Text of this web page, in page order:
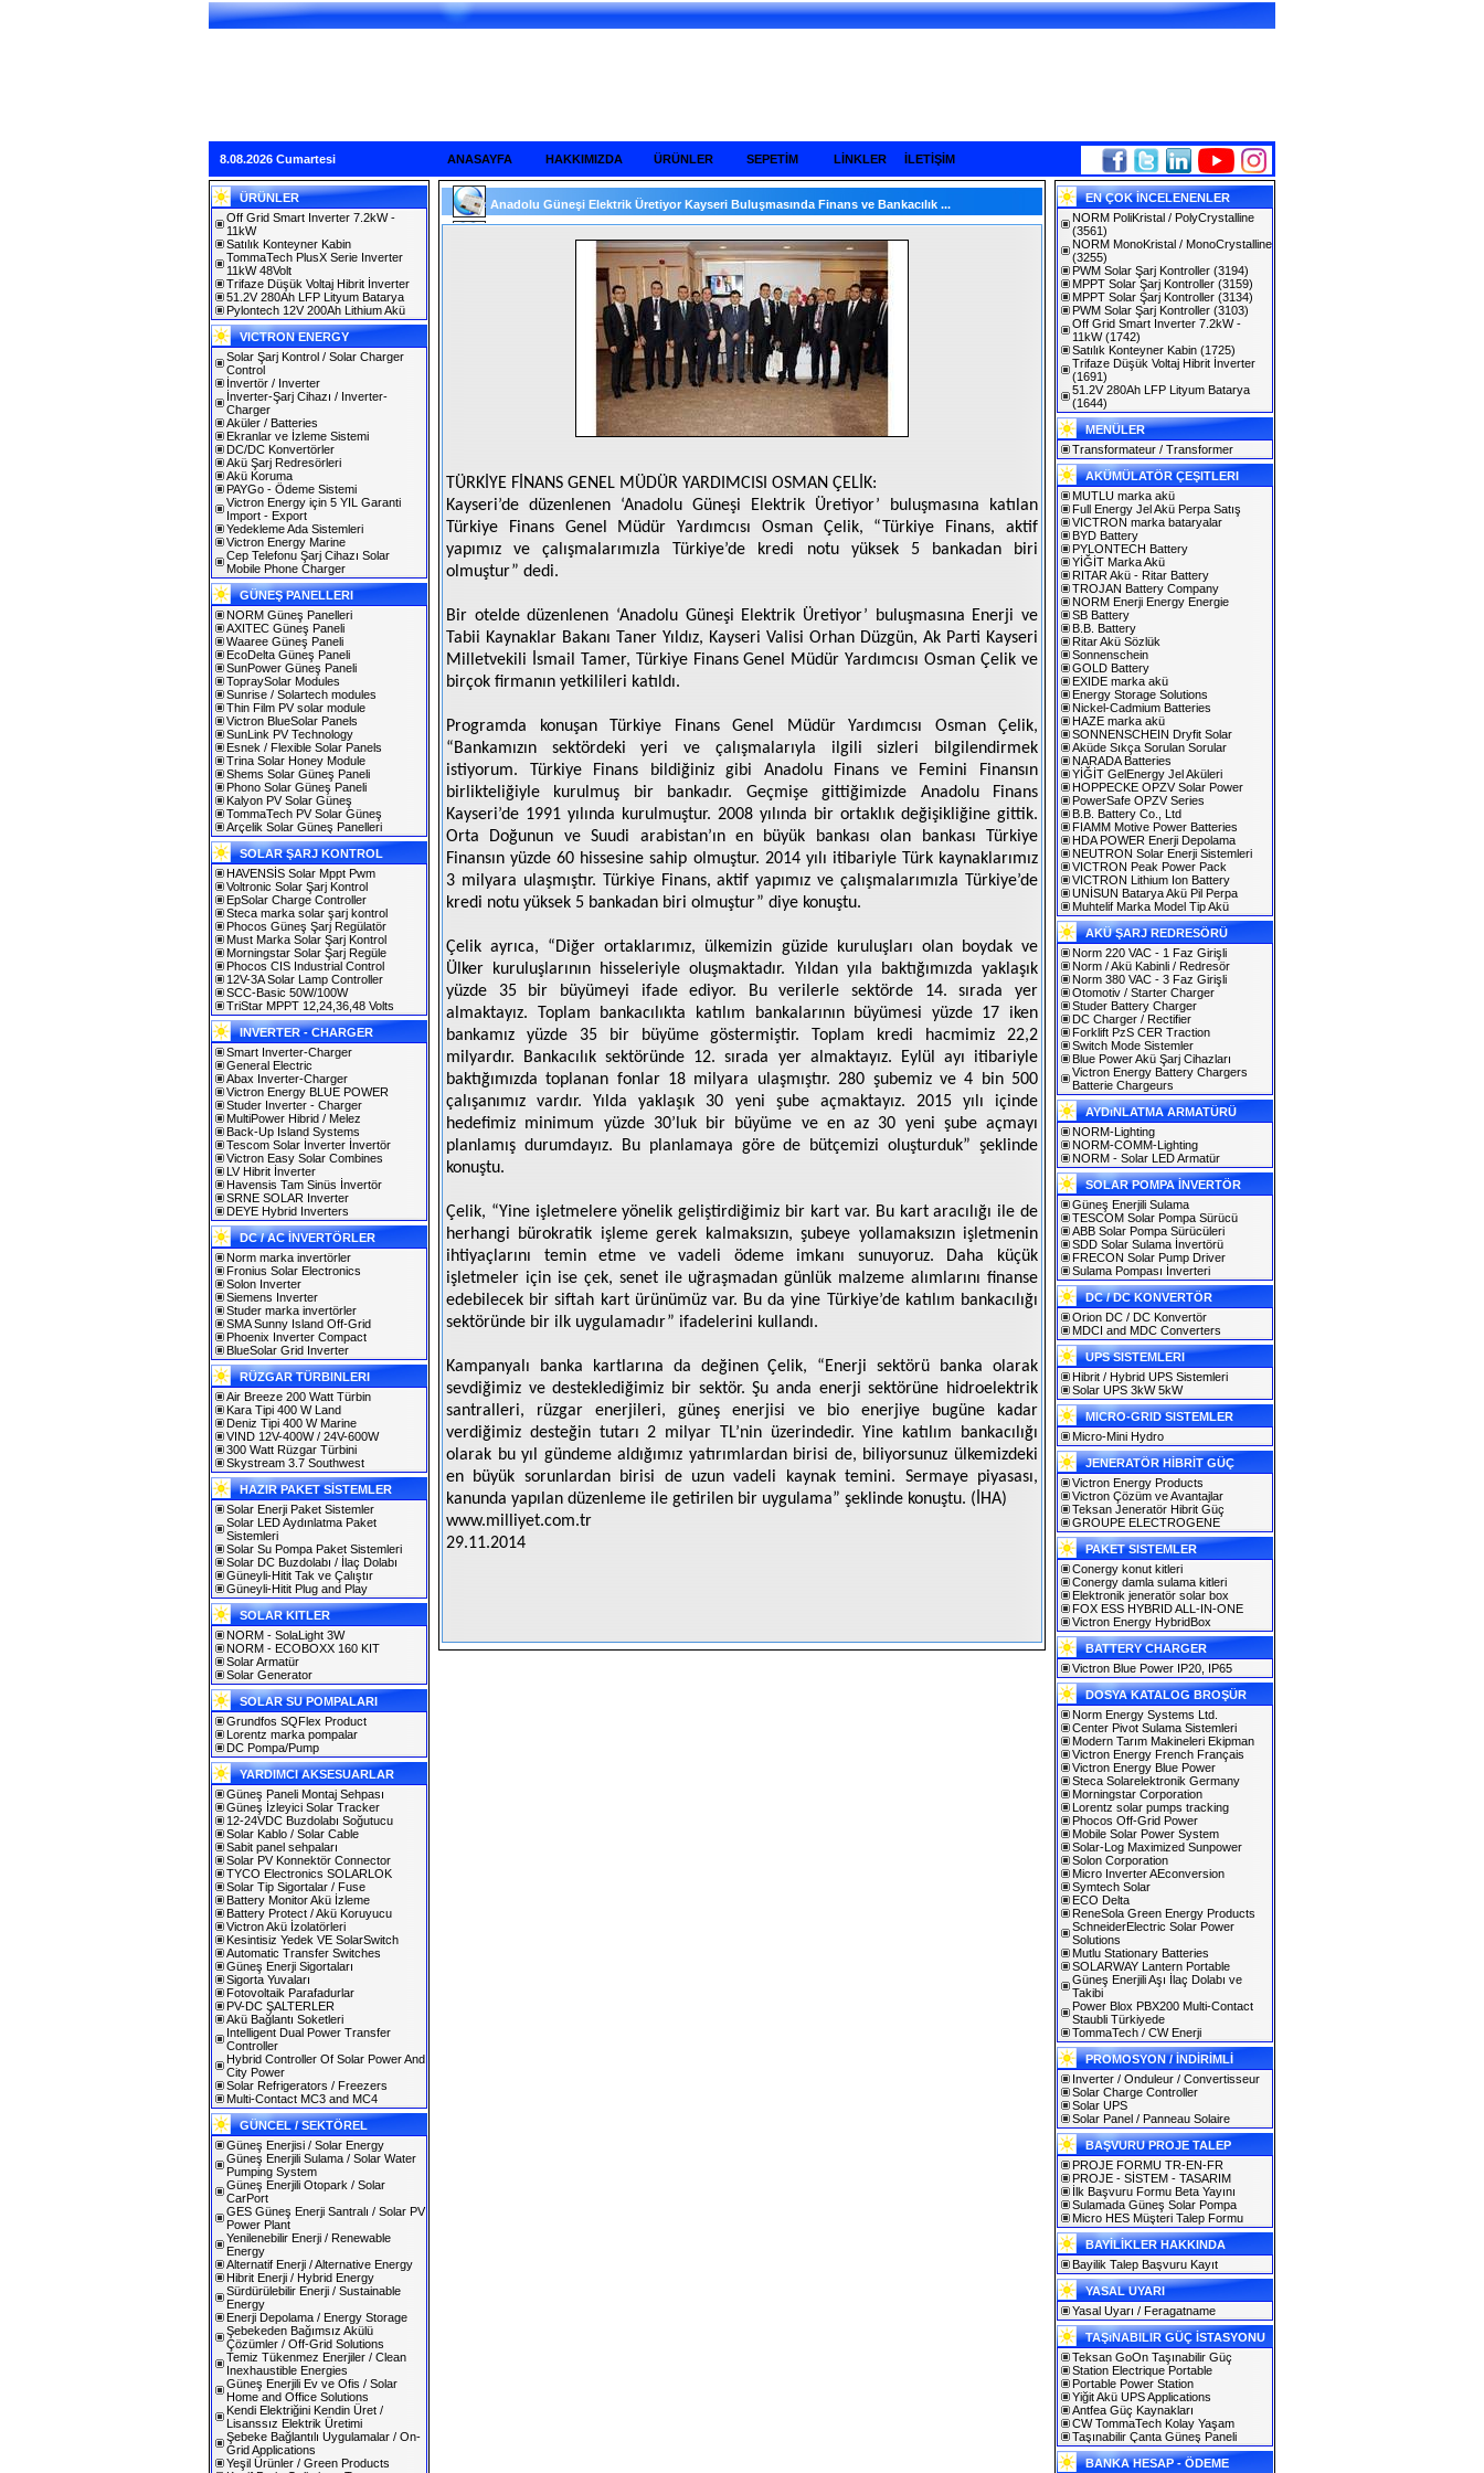
8.08.2026 Cumartesi ANASAYFA HAKKIMIZDA ÜRÜNLER SEPETİM LİNKLER İLETİŞİM
ÜRÜNLER
Off Grid Smart Inverter 7.2kW -
11kW
Satılık Konteyner Kabin
TommaTech PlusX Serie Inverter
11kW 48Volt
Trifaze Düşük Voltaj Hibrit İnverter
51.2V 280Ah LFP Lityum Batarya
Pylontech 12V 200Ah Lithium Akü
VICTRON ENERGY
Solar Şarj Kontrol / Solar Charger
Control
İnvertör / Inverter
İnverter-Şarj Cihazı / Inverter-
Charger
Aküler / Batteries
Ekranlar ve İzleme Sistemi
DC/DC Konvertörler
Akü Şarj Redresörleri
Akü Koruma
PAYGo - Ödeme Sistemi
Victron Energy için 5 YIL Garanti
Import - Export
Yedekleme Ada Sistemleri
Victron Energy Marine
Cep Telefonu Şarj Cihazı Solar
Mobile Phone Charger
GÜNEŞ PANELLERI
NORM Güneş Panelleri
AXITEC Güneş Paneli
Waaree Güneş Paneli
EcoDelta Güneş Paneli
SunPower Güneş Paneli
TopraySolar Modules
Sunrise / Solartech modules
Thin Film PV solar module
Victron BlueSolar Panels
SunLink PV Technology
Esnek / Flexible Solar Panels
Trina Solar Honey Module
Shems Solar Güneş Paneli
Phono Solar Güneş Paneli
Kalyon PV Solar Güneş
TommaTech PV Solar Güneş
Arçelik Solar Güneş Panelleri
SOLAR ŞARJ KONTROL
HAVENSİS Solar Mppt Pwm
Voltronic Solar Şarj Kontrol
EpSolar Charge Controller
Steca marka solar şarj kontrol
Phocos Güneş Şarj Regülatör
Must Marka Solar Şarj Kontrol
Morningstar Solar Şarj Regüle
Phocos CIS Industrial Control
12V-3A Solar Lamp Controller
SCC-Basic 50W/100W
TriStar MPPT 12,24,36,48 Volts
INVERTER - CHARGER
Smart Inverter-Charger
General Electric
Abax Inverter-Charger
Victron Energy BLUE POWER
Studer Inverter - Charger
MultiPower Hibrid / Melez
Back-Up Island Systems
Tescom Solar İnverter İnvertör
Victron Easy Solar Combines
LV Hibrit İnverter
Havensis Tam Sinüs İnvertör
SRNE SOLAR Inverter
DEYE Hybrid Inverters
DC / AC İNVERTÖRLER
Norm marka invertörler
Fronius Solar Electronics
Solon Inverter
Siemens Inverter
Studer marka invertörler
SMA Sunny Island Off-Grid
Phoenix Inverter Compact
BlueSolar Grid Inverter
RÜZGAR TÜRBINLERI
Air Breeze 200 Watt Türbin
Kara Tipi 400 W Land
Deniz Tipi 400 W Marine
VIND 12V-400W / 24V-600W
300 Watt Rüzgar Türbini
Skystream 3.7 Southwest
HAZIR PAKET SİSTEMLER
Solar Enerji Paket Sistemler
Solar LED Aydınlatma Paket
Sistemleri
Solar Su Pompa Paket Sistemleri
Solar DC Buzdolabı / İlaç Dolabı
Güneyli-Hitit Tak ve Çalıştır
Güneyli-Hitit Plug and Play
SOLAR KITLER
NORM - SolaLight 3W
NORM - ECOBOXX 160 KIT
Solar Armatür
Solar Generator
SOLAR SU POMPALARI
Grundfos SQFlex Product
Lorentz marka pompalar
DC Pompa/Pump
YARDIMCI AKSESUARLAR
Güneş Paneli Montaj Sehpası
Güneş İzleyici Solar Tracker
12-24VDC Buzdolabı Soğutucu
Solar Kablo / Solar Cable
Sabit panel sehpaları
Solar PV Konnektör Connector
TYCO Electronics SOLARLOK
Solar Tip Sigortalar / Fuse
Battery Monitor Akü İzleme
Battery Protect / Akü Koruyucu
Victron Akü İzolatörleri
Kesintisiz Yedek VE SolarSwitch
Automatic Transfer Switches
Güneş Enerji Sigortaları
Sigorta Yuvaları
Fotovoltaik Parafadurlar
PV-DC ŞALTERLER
Akü Bağlantı Soketleri
Intelligent Dual Power Transfer
Controller
Hybrid Controller Of Solar Power And
City Power
Solar Refrigerators / Freezers
Multi-Contact MC3 and MC4
GÜNCEL / SEKTÖREL
Güneş Enerjisi / Solar Energy
Güneş Enerjili Sulama / Solar Water
Pumping System
Güneş Enerjili Otopark / Solar
CarPort
GES Güneş Enerji Santralı / Solar PV
Power Plant
Yenilenebilir Enerji / Renewable
Energy
Alternatif Enerji / Alternative Energy
Hibrit Enerji / Hybrid Energy
Sürdürülebilir Enerji / Sustainable
Energy
Enerji Depolama / Energy Storage
Şebekeden Bağımsız Akülü
Çözümler / Off-Grid Solutions
Temiz Tükenmez Enerjiler / Clean
Inexhaustible Energies
Güneş Enerjili Ev ve Ofis / Solar
Home and Office Solutions
Kendi Elektriğini Kendin Üret /
Lisanssız Elektrik Üretimi
Şebeke Bağlantılı Uygulamalar / On-
Grid Applications
Yeşil Ürünler / Green Products
Anadolu Güneşi Elektrik Üretiyor Kayseri Buluşmasında Finans ve Bankacılık ...
TÜRKİYE FİNANS GENEL MÜDÜR YARDIMCISI OSMAN ÇELİK:
Kayseri’de düzenlenen ‘Anadolu Güneşi Elektrik Üretiyor’ buluşmasına katılan
Türkiye Finans Genel Müdür Yardımcısı Osman Çelik, “Türkiye Finans, aktif
yapımız ve çalışmalarımızla Türkiye’de kredi notu yüksek 5 bankadan biri
olmuştur” dedi.
Bir otelde düzenlenen ‘Anadolu Güneşi Elektrik Üretiyor’ buluşmasına Enerji ve
Tabii Kaynaklar Bakanı Taner Yıldız, Kayseri Valisi Orhan Düzgün, Ak Parti Kayseri
Milletvekili İsmail Tamer, Türkiye Finans Genel Müdür Yardımcısı Osman Çelik ve
birçok firmanın yetkilileri katıldı.
Programda konuşan Türkiye Finans Genel Müdür Yardımcısı Osman Çelik,
“Bankamızın sektördeki yeri ve çalışmalarıyla ilgili sizleri bilgilendirmek
istiyorum. Türkiye Finans bildiğiniz gibi Anadolu Finans ve Femini Finansın
birlikteliğiyle kurulmuş bir bankadır. Geçmişe gittiğimizde Anadolu Finans
Kayseri’de 1991 yılında kurulmuştur. 2008 yılında bir ortaklık değişikliğine gittik.
Orta Doğunun ve Suudi arabistan’ın en büyük bankası olan bankası Türkiye
Finansın yüzde 60 hissesine sahip olmuştur. 2014 yılı itibariyle Türk kaynaklarımız
3 milyara ulaşmıştır. Türkiye Finans, aktif yapımız ve çalışmalarımızla Türkiye’de
kredi notu yüksek 5 bankadan biri olmuştur” diye konuştu.
Çelik ayrıca, “Diğer ortaklarımız, ülkemizin güzide kuruluşları olan boydak ve
Ülker kuruluşlarının hisseleriyle oluşmaktadır. Yıldan yıla baktığımızda yaklaşık
yüzde 35 bir büyümeyi ifade ediyor. Bu verilerle sektörde 14. sırada yer
almaktayız. Toplam bankacılıkta katılım bankalarının büyümesi yüzde 17 iken
bankamız yüzde 35 bir büyüme göstermiştir. Toplam kredi hacmimiz 22,2
milyardır. Bankacılık sektöründe 12. sırada yer almaktayız. Eylül ayı itibariyle
baktığımızda toplanan fonlar 18 milyara ulaşmıştır. 280 şubemiz ve 4 bin 500
çalışanımız vardır. Yılda yaklaşık 30 yeni şube açmaktayız. 2015 yılı içinde
hedefimiz minimum yüzde 30’luk bir büyüme ve en az 30 yeni şube açmayı
planlamış durumdayız. Bu planlamaya göre de bütçemizi oluşturduk” şeklinde
konuştu.
Çelik, “Yine işletmelere yönelik geliştirdiğimiz bir kart var. Bu kart aracılığı ile de
herhangi bürokratik işleme gerek kalmaksızın, şubeye yollamaksızın işletmenin
ihtiyaçlarını temin etme ve vadeli ödeme imkanı sunuyoruz. Daha küçük
işletmeler için ise çek, senet ile uğraşmadan günlük malzeme alımlarını finanse
edebilecek bir siftah kart ürünümüz var. Bu da yine Türkiye’de katılım bankacılığı
sektöründe bir ilk uygulamadır” ifadelerini kullandı.
Kampanyalı banka kartlarına da değinen Çelik, “Enerji sektörü banka olarak
sevdiğimiz ve desteklediğimiz bir sektör. Şu anda enerji sektörüne hidroelektrik
santralleri, rüzgar enerjileri, güneş enerjisi ve bio enerjiye bugüne kadar
verdiğimiz desteğin tutarı 2 milyar TL’nin üzerindedir. Yine katılım bankacılığı
olarak bu yıl gündeme aldığımız yatırımlardan birisi de, biliyorsunuz ülkemizdeki
en büyük sorunlardan birisi de uzun vadeli kaynak temini. Sermaye piyasası,
kanunda yapılan düzenleme ile getirilen bir uygulama” şeklinde konuştu. (İHA)
www.milliyet.com.tr
29.11.2014
EN ÇOK İNCELENENLER
NORM PoliKristal / PolyCrystalline
(3561)
NORM MonoKristal / MonoCrystalline
(3255)
PWM Solar Şarj Kontroller (3194)
MPPT Solar Şarj Kontroller (3159)
MPPT Solar Şarj Kontroller (3134)
PWM Solar Şarj Kontroller (3103)
Off Grid Smart Inverter 7.2kW -
11kW(1742)
Satılık Konteyner Kabin (1725)
Trifaze Düşük Voltaj Hibrit İnverter
(1691)
51.2V 280Ah LFP Lityum Batarya
(1644)
MENÜLER
Transformateur / Transformer
AKÜMÜLATÖR ÇEŞITLERI
MUTLU marka akü
Full Energy Jel Akü Perpa Satış
VICTRON marka bataryalar
BYD Battery
PYLONTECH Battery
YİĞİT Marka Akü
RITAR Akü - Ritar Battery
TROJAN Battery Company
NORM Enerji Energy Energie
SB Battery
B.B. Battery
Ritar Akü Sözlük
Sonnenschein
GOLD Battery
EXIDE marka akü
Energy Storage Solutions
Nickel-Cadmium Batteries
HAZE marka akü
SONNENSCHEIN Dryfit Solar
Aküde Sıkça Sorulan Sorular
NARADA Batteries
YİĞİT GelEnergy Jel Aküleri
HOPPECKE OPZV Solar Power
PowerSafe OPZV Series
B.B. Battery Co., Ltd
FIAMM Motive Power Batteries
HDA POWER Enerji Depolama
NEUTRON Solar Enerji Sistemleri
VICTRON Peak Power Pack
VICTRON Lithium Ion Battery
UNİSUN Batarya Akü Pil Perpa
Muhtelif Marka Model Tip Akü
AKÜ ŞARJ REDRESÖRÜ
Norm 220 VAC - 1 Faz Girişli
Norm / Akü Kabinli / Redresör
Norm 380 VAC - 3 Faz Girişli
Otomotiv / Starter Charger
Studer Battery Charger
DC Charger / Rectifier
Forklift PzS CER Traction
Switch Mode Sistemler
Blue Power Akü Şarj Cihazları
Victron Energy Battery Chargers
Batterie Chargeurs
AYDıNLATMA ARMATÜRÜ
NORM-Lighting
NORM-COMM-Lighting
NORM - Solar LED Armatür
SOLAR POMPA İNVERTÖR
Güneş Enerjili Sulama
TESCOM Solar Pompa Sürücü
ABB Solar Pompa Sürücüleri
SDD Solar Sulama İnvertörü
FRECON Solar Pump Driver
Sulama Pompası İnverteri
DC / DC KONVERTÖR
Orion DC / DC Konvertör
MDCI and MDC Converters
UPS SISTEMLERI
Hibrit / Hybrid UPS Sistemleri
Solar UPS 3kW 5kW
MICRO-GRID SISTEMLER
Micro-Mini Hydro
JENERATÖR HİBRİT GÜÇ
Victron Energy Products
Victron Çözüm ve Avantajlar
Teksan Jeneratör Hibrit Güç
GROUPE ELECTROGENE
PAKET SISTEMLER
Conergy konut kitleri
Conergy damla sulama kitleri
Elektronik jeneratör solar box
FOX ESS HYBRID ALL-IN-ONE
Victron Energy HybridBox
BATTERY CHARGER
Victron Blue Power IP20, IP65
DOSYA KATALOG BROŞÜR
Norm Energy Systems Ltd.
Center Pivot Sulama Sistemleri
Modern Tarım Makineleri Ekipman
Victron Energy French Français
Victron Energy Blue Power
Steca Solarelektronik Germany
Morningstar Corporation
Lorentz solar pumps tracking
Phocos Off-Grid Power
Mobile Solar Power System
Solar-Log Maximized Sunpower
Solon Corporation
Micro Inverter AEconversion
Symtech Solar
ECO Delta
ReneSola Green Energy Products
SchneiderElectric Solar Power
Solutions
Mutlu Stationary Batteries
SOLARWAY Lantern Portable
Güneş Enerjili Aşı İlaç Dolabı ve
Takibi
Power Blox PBX200 Multi-Contact
Staubli Türkiyede
TommaTech / CW Enerji
PROMOSYON / İNDİRİMLİ
Inverter / Onduleur / Convertisseur
Solar Charge Controller
Solar UPS
Solar Panel / Panneau Solaire
BAŞVURU PROJE TALEP
PROJE FORMU TR-EN-FR
PROJE - SİSTEM - TASARIM
İlk Başvuru Formu Beta Yayını
Sulamada Güneş Solar Pompa
Micro HES Müşteri Talep Formu
BAYİLİKLER HAKKINDA
Bayilik Talep Başvuru Kayıt
YASAL UYARI
Yasal Uyarı / Feragatname
TAŞıNABILIR GÜÇ İSTASYONU
Teksan GoOn Taşınabilir Güç
Station Electrique Portable
Portable Power Station
Yiğit Akü UPS Applications
Antfea Güç Kaynakları
CW TommaTech Kolay Yaşam
Taşınabilir Çanta Güneş Paneli
BANKA HESAP - ÖDEME